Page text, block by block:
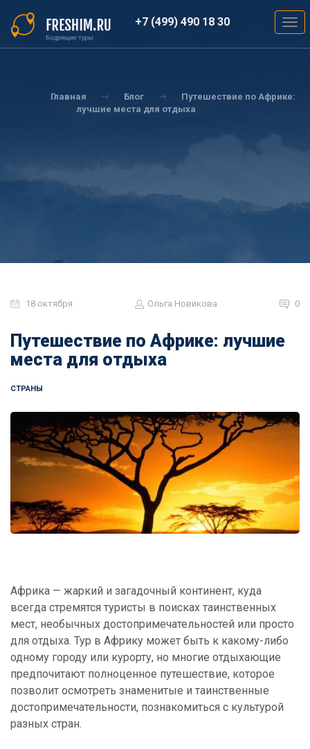
основному
содержанию
+7 (499) 490 18 30
Главная Блог
Путешествие по Африке:
лучшие места для отдыха
18 октября Ольга Новикова 0
Путешествие по Африке: лучшие
места для отдыха
СТРАНЫ
Африка — жаркий и загадочный континент, куда
всегда стремятся туристы в поисках таинственных
мест, необычных достопримечательностей или просто
для отдыха. Тур в Африку может быть к какому-либо
одному городу или курорту, но многие отдыхающие
предпочитают полноценное путешествие, которое
позволит осмотреть знаменитые и таинственные
достопримечательности, познакомиться с культурой
разных стран.